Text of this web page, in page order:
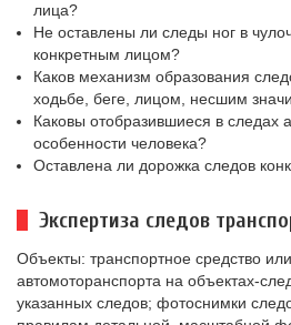
лица?
Не оставлены ли следы ног в
конкретным лицом?
Каков механизм образования
ходьбе, беге, лицом, несшим
Каковы отобразившиеся в следах
особенности человека?
Оставлена ли дорожка следов
Экспертиза следов
Объекты: транспортное средство
автомоторанспорта на объектах-
указанных следов; фотоснимки